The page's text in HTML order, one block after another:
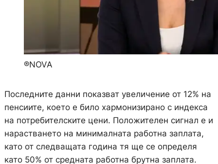
®️NOVA
Последните данни показват увеличение от 12% на
пенсиите, което е било хармонизирано с индекса
на потребителските цени. Положителен сигнал е и
нарастването на минималната работна заплата,
като от следващата година тя ще се определя
като 50% от средната работна брутна заплата.